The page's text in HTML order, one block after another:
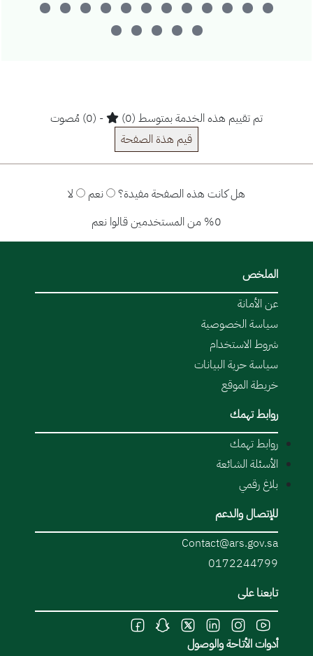
تم تقييم هذه الخدمة بمتوسط (0)
- (0) مُصوت
قيم هذة الصفحة
هل كانت هذه الصفحة مفيدة؟ نعم
لا
%0 من المستخدمين قالوا نعم
الملخص
عن الأمانة
سياسة الخصوصية
شروط الاستخدام
سياسة حرية البيانات
خريطة الموقع
روابط تهمك
روابط تهمك
الأسئلة الشائعة
بلاغ رقمي
للإتصال والدعم
Contact@ars.gov.sa
0172244799
تابعنا على
أدوات الأتاحة والوصول